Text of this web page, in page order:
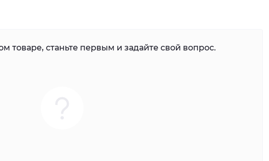
товаре, станьте первым и задайте свой вопрос.